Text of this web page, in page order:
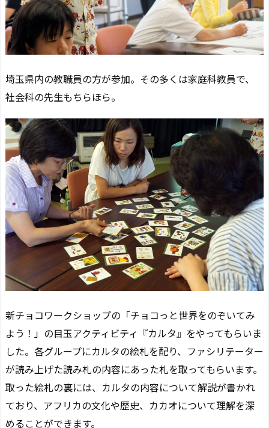
埼玉県内の教職員の方が参加。その多くは家庭科教員で、
社会科の先生もちらほら。
新チョコワークショップの「チョコっと世界をのぞいてみ
よう！」の目玉アクティビティ『カルタ』をやってもらいま
した。各グループにカルタの絵札を配り、ファシリテーター
が読み上げた読み札の内容にあった札を取ってもらいます。
取った絵札の裏には、カルタの内容について解説が書かれ
ており、アフリカの文化や歴史、カカオについて理解を深
めることができます。